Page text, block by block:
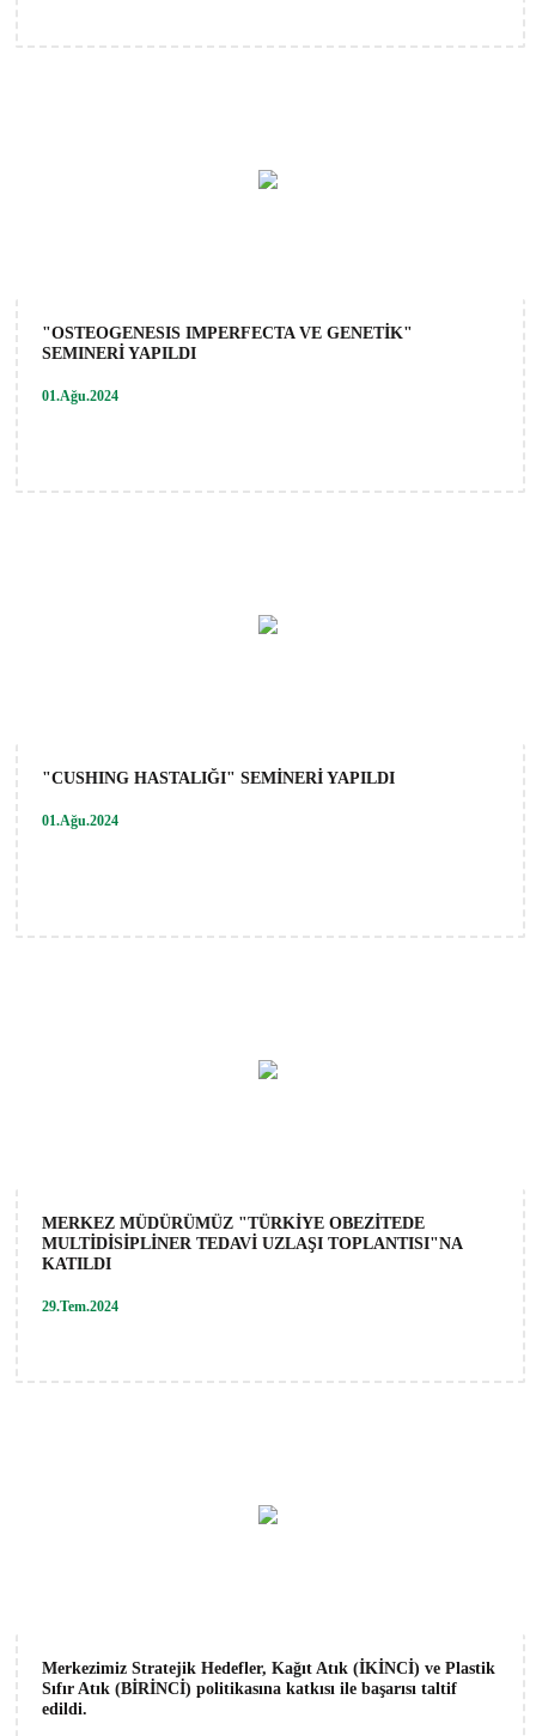
"OSTEOGENESIS IMPERFECTA VE GENETİK"
SEMINERİ YAPILDI
01.Ağu.2024
"CUSHING HASTALIĞI" SEMİNERİ YAPILDI
01.Ağu.2024
MERKEZ MÜDÜRÜMÜZ "TÜRKİYE OBEZİTEDE
MULTİDİSİPLİNER TEDAVİ UZLAŞI TOPLANTISI"NA
KATILDI
29.Tem.2024
Merkezimiz Stratejik Hedefler, Kağıt Atık (İKİNCİ) ve Plastik
Sıfır Atık (BİRİNCİ) politikasına katkısı ile başarısı taltif
edildi.